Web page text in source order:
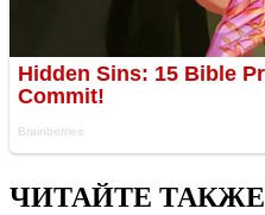
ЧИТАЙТЕ ТАКЖЕ